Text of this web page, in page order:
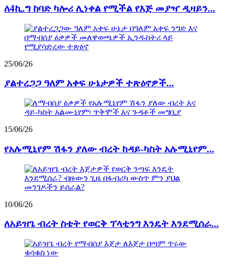
ለ4ኪ.ግ ከባድ ካሎሪ ሊነቀል የሚችል የእጅ መያዣ ዲዛይን...
25/06/26
ያልተረጋጋ ዓለም አቀፍ ሁኔታዎች ተጽዕኖዎች...
15/06/26
የአሉሚኒየም ሽፋን ያለው ብረት ከዳይ-ካስት አሉሚኒየም...
10/06/26
ለአይዝጌ ብረት ስቴት የወርቅ ፕላቲንግ እንዴት እንደሚሰራ...